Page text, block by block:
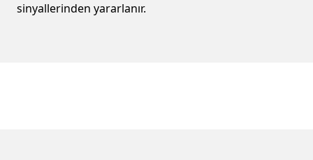
sinyallerinden yararlanır.